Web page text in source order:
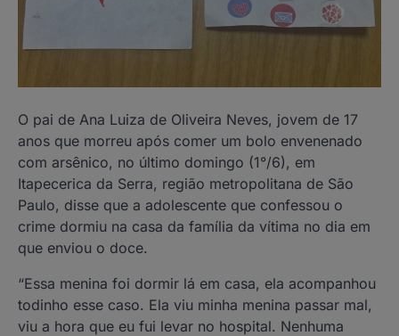
O pai de Ana Luiza de Oliveira Neves, jovem de 17
anos que morreu após comer um bolo envenenado
com arsênico, no último domingo (1°/6), em
Itapecerica da Serra, região metropolitana de São
Paulo, disse que a adolescente que confessou o
crime dormiu na casa da família da vítima no dia em
que enviou o doce.
“Essa menina foi dormir lá em casa, ela acompanhou
todinho esse caso. Ela viu minha menina passar mal,
viu a hora que eu fui levar no hospital. Nenhuma